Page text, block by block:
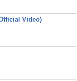
Video)